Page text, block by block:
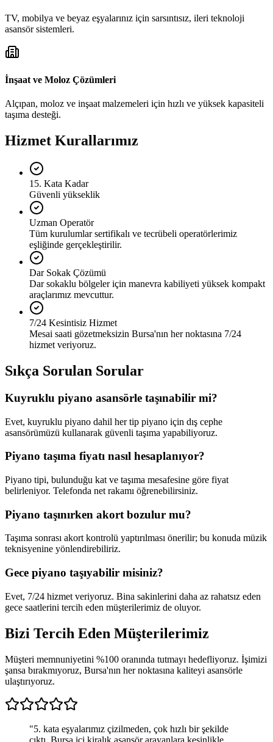
TV, mobilya ve beyaz eşyalarınız için sarsıntısız, ileri teknoloji
asansör sistemleri.
İnşaat ve Moloz Çözümleri
Alçıpan, moloz ve inşaat malzemeleri için hızlı ve yüksek kapasiteli
taşıma desteği.
Hizmet Kurallarımız
15. Kata Kadar
Güvenli yükseklik
Uzman Operatör
Tüm kurulumlar sertifikalı ve tecrübeli operatörlerimiz
eşliğinde gerçekleştirilir.
Dar Sokak Çözümü
Dar sokaklu bölgeler için manevra kabiliyeti yüksek kompakt
araçlarımız mevcuttur.
7/24 Kesintisiz Hizmet
Mesai saati gözetmeksizin Bursa'nın her noktasına 7/24
hizmet veriyoruz.
Sıkça Sorulan Sorular
Kuyruklu piyano asansörle taşınabilir mi?
Evet, kuyruklu piyano dahil her tip piyano için dış cephe
asansörümüzü kullanarak güvenli taşıma yapabiliyoruz.
Piyano taşıma fiyatı nasıl hesaplanıyor?
Piyano tipi, bulunduğu kat ve taşıma mesafesine göre fiyat
belirleniyor. Telefonda net rakamı öğrenebilirsiniz.
Piyano taşınırken akort bozulur mu?
Taşıma sonrası akort kontrolü yaptırılması önerilir; bu konuda müzik
teknisyenine yönlendirebiliriz.
Gece piyano taşıyabilir misiniz?
Evet, 7/24 hizmet veriyoruz. Bina sakinlerini daha az rahatsız eden
gece saatlerini tercih eden müşterilerimiz de oluyor.
Bizi Tercih Eden Müşterilerimiz
Müşteri memnuniyetini %100 oranında tutmayı hedefliyoruz. İşimizi
şansa bırakmıyoruz, Bursa'nın her noktasına kaliteyi asansörle
ulaştırıyoruz.
"5. kata eşyalarımız çizilmeden, çok hızlı bir şekilde
çıktı. Bursa içi kiralık asansör arayanlara kesinlikle